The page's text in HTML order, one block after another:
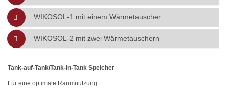
WIKOSOL-1 mit einem Wärmetauscher
WIKOSOL-2 mit zwei Wärmetauschern
Tank-auf-Tank/Tank-in-Tank Speicher
Für eine optimale Raumnutzung